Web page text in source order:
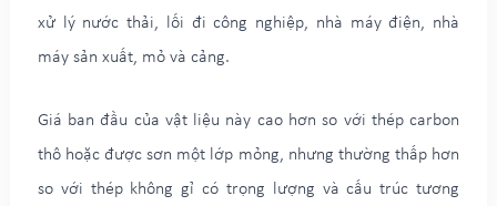
xử lý nước thải, lối đi công nghiệp, nhà máy điện, nhà
máy sản xuất, mỏ và cảng.
Giá ban đầu của vật liệu này cao hơn so với thép carbon
thô hoặc được sơn một lớp mỏng, nhưng thường thấp hơn
so với thép không gỉ có trọng lượng và cấu trúc tương